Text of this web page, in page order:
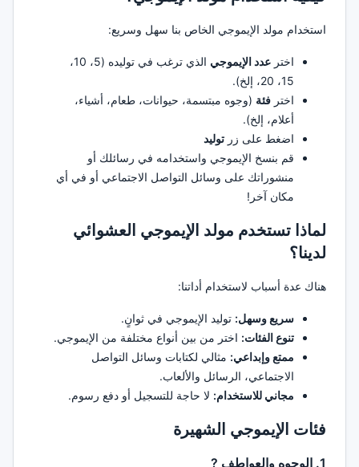
استخدام مولد الإيموجي الخاص بنا سهل وسريع:
اختر عدد الإيموجي
الذي ترغب في توليده (5، 10،
15، 20، إلخ).
اختر فئة (وجوه مبتسمة، حيوانات، طعام، أشياء،
أعلام، إلخ).
اضغط على زر توليد
قم بنسخ الإيموجي واستخدامه في رسائلك أو
منشوراتك على وسائل التواصل الاجتماعي أو في أي
مكان آخر!
لماذا تستخدم مولد الإيموجي العشوائي
لدينا؟
هناك عدة أسباب لاستخدام أداتنا:
سريع وسهل: توليد الإيموجي في ثوانٍ.
تنوع الفئات: اختر من بين أنواع مختلفة من الإيموجي.
ممتع وإبداعي: مثالي لكتابات وسائل التواصل
الاجتماعي، الرسائل والألعاب.
مجاني للاستخدام: لا حاجة للتسجيل أو دفع رسوم.
فئات الإيموجي الشهيرة
1. الوجوه والعواطف ?